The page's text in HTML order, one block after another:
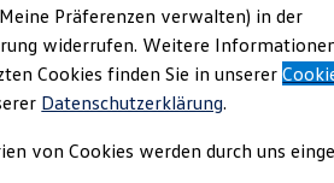
und Gebrauchtwagen
Präferenzen verwalten) in der
widerrufen. Weitere
Cookies finden Sie in unserer
Datenschutzerklärung.
von Cookies werden durch uns